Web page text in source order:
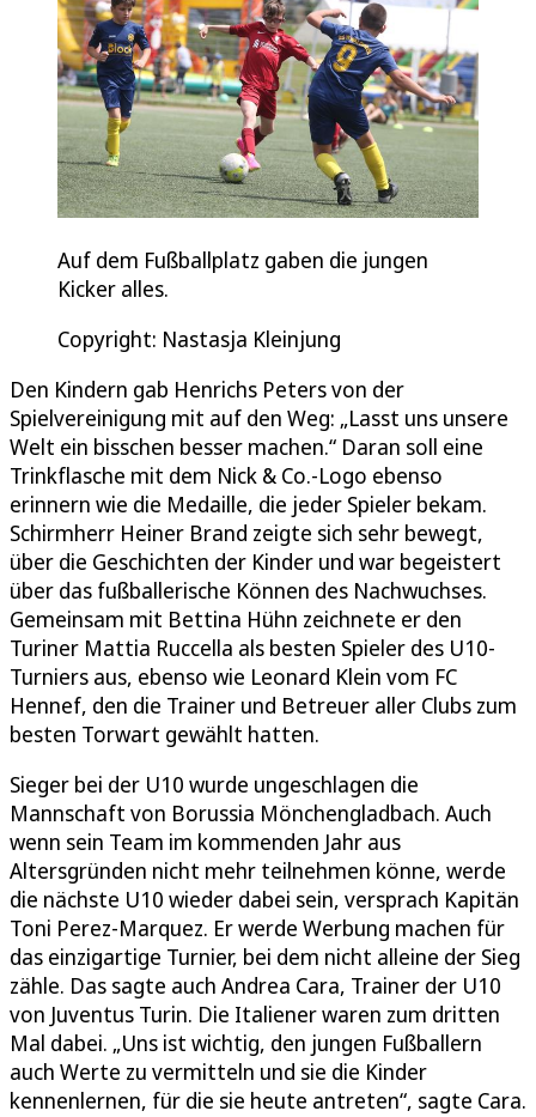
Auf dem Fußballplatz gaben die jungen
Kicker alles.
Copyright: Nastasja Kleinjung
Den Kindern gab Henrichs Peters von der
Spielvereinigung mit auf den Weg: „Lasst uns unsere
Welt ein bisschen besser machen.“ Daran soll eine
Trinkflasche mit dem Nick & Co.-Logo ebenso
erinnern wie die Medaille, die jeder Spieler bekam.
Schirmherr Heiner Brand zeigte sich sehr bewegt,
über die Geschichten der Kinder und war begeistert
über das fußballerische Können des Nachwuchses.
Gemeinsam mit Bettina Hühn zeichnete er den
Turiner Mattia Ruccella als besten Spieler des U10-
Turniers aus, ebenso wie Leonard Klein vom FC
Hennef, den die Trainer und Betreuer aller Clubs zum
besten Torwart gewählt hatten.
Sieger bei der U10 wurde ungeschlagen die
Mannschaft von Borussia Mönchengladbach. Auch
wenn sein Team im kommenden Jahr aus
Altersgründen nicht mehr teilnehmen könne, werde
die nächste U10 wieder dabei sein, versprach Kapitän
Toni Perez-Marquez. Er werde Werbung machen für
das einzigartige Turnier, bei dem nicht alleine der Sieg
zähle. Das sagte auch Andrea Cara, Trainer der U10
von Juventus Turin. Die Italiener waren zum dritten
Mal dabei. „Uns ist wichtig, den jungen Fußballern
auch Werte zu vermitteln und sie die Kinder
kennenlernen, für die sie heute antreten“, sagte Cara.